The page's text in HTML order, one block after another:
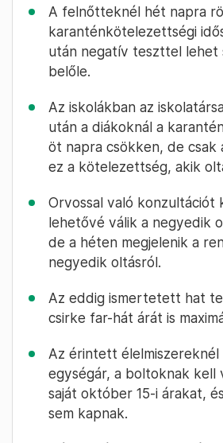
A felnőtteknél hét napra
karanténkötelezettségi
után negatív teszttel lehet
belőle.
Az iskolákban az
után a diákoknál a
öt napra csökken, de csak
ez a kötelezettség, akik
Orvossal való konzultációt
lehetővé válik a negyedik
de a héten megjelenik a
negyedik oltásról.
Az eddig ismertetett hat
csirke far-hát árát is
Az érintett élelmiszereknél
egységár, a boltoknak kell
saját október 15-i árakat,
sem kapnak.